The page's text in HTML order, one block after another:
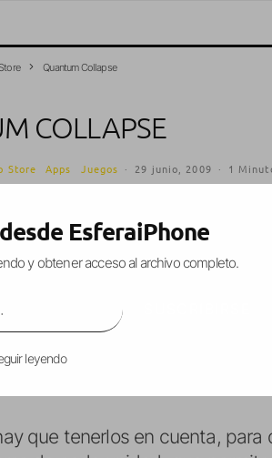
Quantum Collapse
COLLAPSE
Store Apps Juegos · 29 junio, 2009 · 1
tiempo realen el que
(y pronto disponible un
se basa en la recolección
(muchas unidades), para
que tenerlos en cuenta, para
EsferaiPhone
y obtener acceso al archivo completo.
leyendo